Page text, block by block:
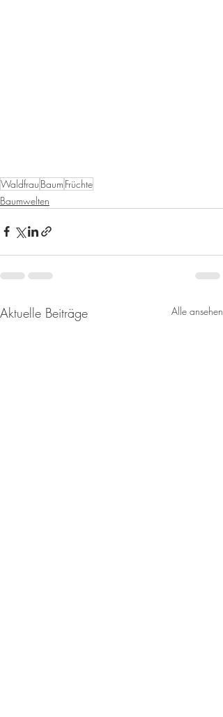
Waldfrau Baum Früchte
Baumwelten
Aktuelle Beiträge Alle ansehen